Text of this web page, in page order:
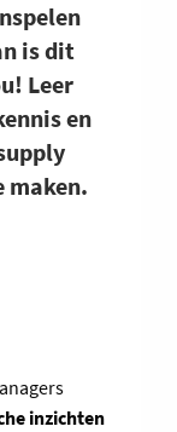
is dit
Leer
en
maken.
inzichten